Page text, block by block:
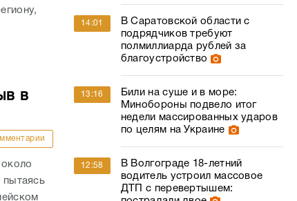
в
пытаясь
14:01
В Саратовской области с
подрядчиков требуют
полмиллиарда рублей за
благоустройство
13:16
Били на суше и в море:
Минобороны подвело итог
недели массированных ударов
по целям на Украине
12:58
В Волгограде 18-летний
водитель устроил массовое
ДТП с перевертышем: